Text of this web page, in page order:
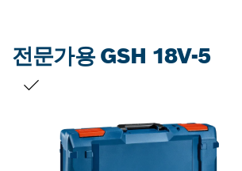
전문가용 GSH 18V-5